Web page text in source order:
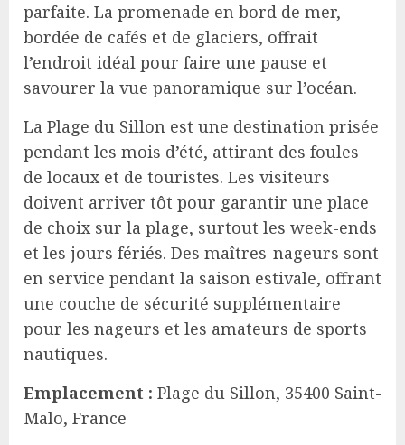
parfaite. La promenade en bord de mer,
bordée de cafés et de glaciers, offrait
l’endroit idéal pour faire une pause et
savourer la vue panoramique sur l’océan.
La Plage du Sillon est une destination prisée
pendant les mois d’été, attirant des foules
de locaux et de touristes. Les visiteurs
doivent arriver tôt pour garantir une place
de choix sur la plage, surtout les week-ends
et les jours fériés. Des maîtres-nageurs sont
en service pendant la saison estivale, offrant
une couche de sécurité supplémentaire
pour les nageurs et les amateurs de sports
nautiques.
Emplacement : Plage du Sillon, 35400 Saint-
Malo, France